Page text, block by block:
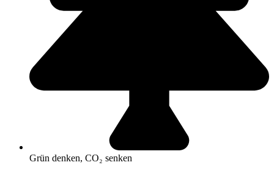
Grün denken, CO₂ senken